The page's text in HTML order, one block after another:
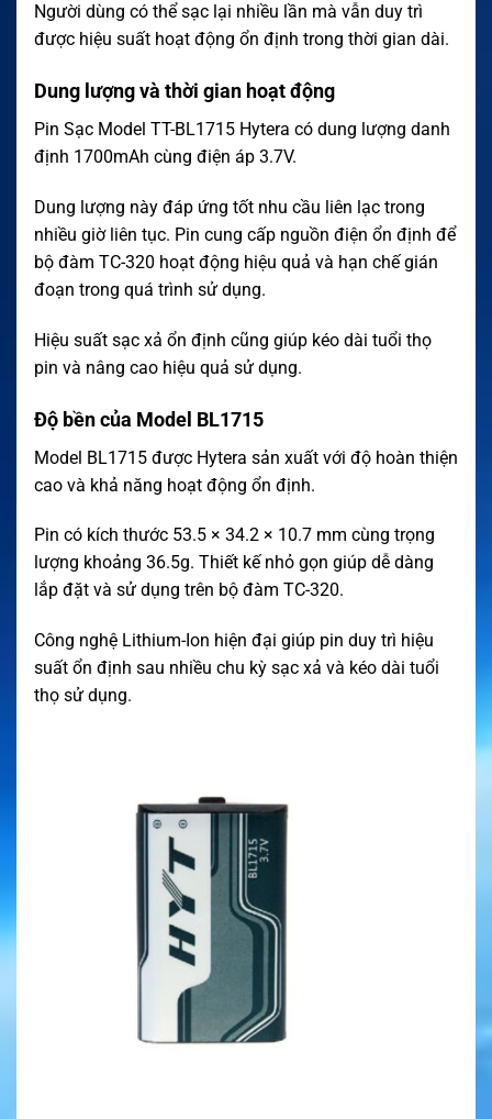
Người dùng có thể sạc lại nhiều lần mà vẫn duy trì
được hiệu suất hoạt động ổn định trong thời gian dài.
Dung lượng và thời gian hoạt động
Pin Sạc Model TT-BL1715 Hytera có dung lượng danh
định 1700mAh cùng điện áp 3.7V.
Dung lượng này đáp ứng tốt nhu cầu liên lạc trong
nhiều giờ liên tục. Pin cung cấp nguồn điện ổn định để
bộ đàm TC-320 hoạt động hiệu quả và hạn chế gián
đoạn trong quá trình sử dụng.
Hiệu suất sạc xả ổn định cũng giúp kéo dài tuổi thọ
pin và nâng cao hiệu quả sử dụng.
Độ bền của Model BL1715
Model BL1715 được Hytera sản xuất với độ hoàn thiện
cao và khả năng hoạt động ổn định.
Pin có kích thước 53.5 × 34.2 × 10.7 mm cùng trọng
lượng khoảng 36.5g. Thiết kế nhỏ gọn giúp dễ dàng
lắp đặt và sử dụng trên bộ đàm TC-320.
Công nghệ Lithium-Ion hiện đại giúp pin duy trì hiệu
suất ổn định sau nhiều chu kỳ sạc xả và kéo dài tuổi
thọ sử dụng.